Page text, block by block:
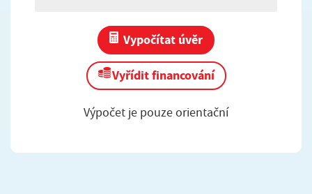
Vypočítat úvěr
Vyřídit financování
Výpočet je pouze orientační